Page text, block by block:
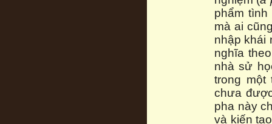
phẩm
mà ai
nhập khái
nghĩa
nhà sử
trong một
chưa
pha này
và kiến